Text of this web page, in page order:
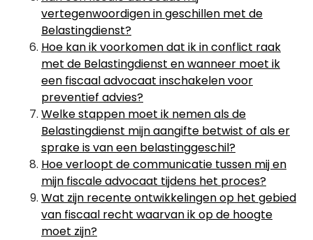
vertegenwoordigen in geschillen met de
Belastingdienst?
Hoe kan ik voorkomen dat ik in conflict raak
met de Belastingdienst en wanneer moet ik
een fiscaal advocaat inschakelen voor
preventief advies?
Welke stappen moet ik nemen als de
Belastingdienst mijn aangifte betwist of als er
sprake is van een belastinggeschil?
Hoe verloopt de communicatie tussen mij en
mijn fiscale advocaat tijdens het proces?
Wat zijn recente ontwikkelingen op het gebied
van fiscaal recht waarvan ik op de hoogte
moet zijn?